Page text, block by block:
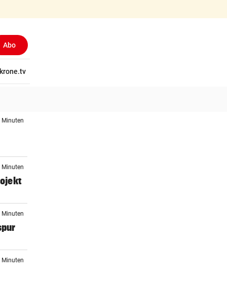
Abo
krone.tv
Minuten
Minuten
Minuten
Minuten